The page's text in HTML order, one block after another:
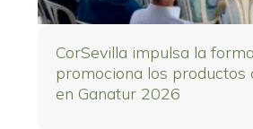
CorSevilla impulsa la
promociona los productos
en Ganatur 2026